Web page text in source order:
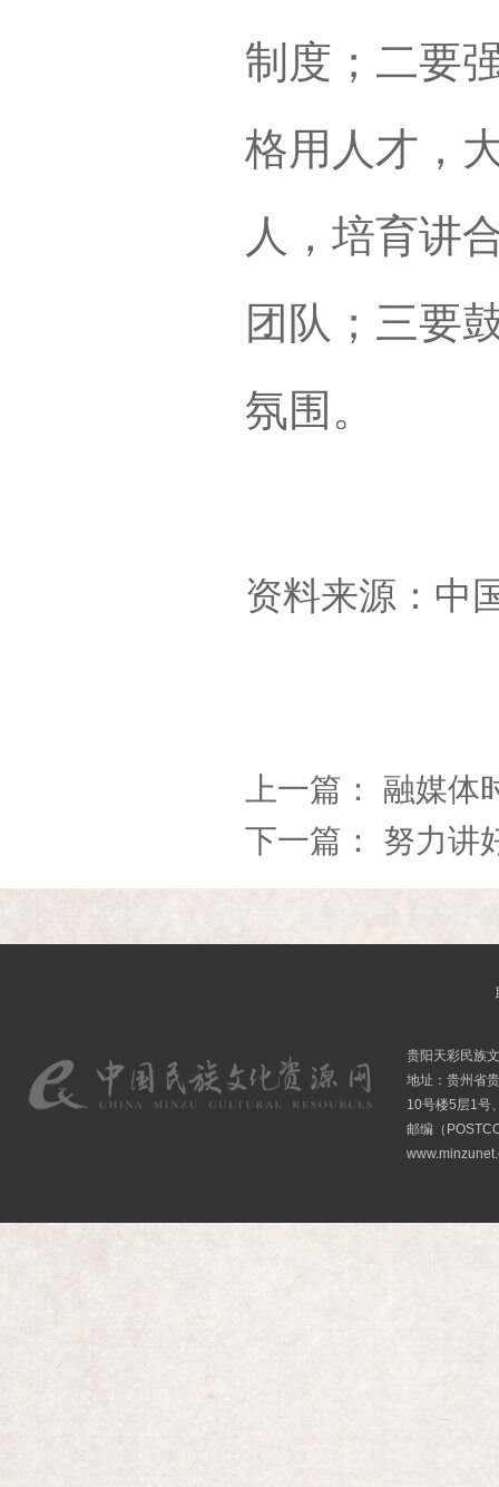
制度；二要
格用人才，
人，培育讲
团队；三要
氛围。
资料来源：中
上一篇： 融媒体
下一篇： 努力讲
贵阳天彩民族
地址：贵州省
10号楼5层1号
邮编（